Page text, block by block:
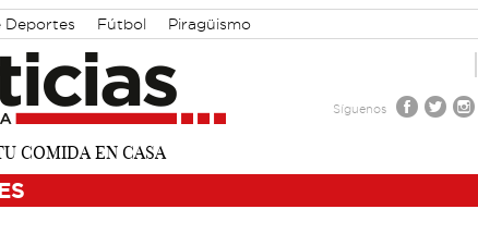
Deportes Fútbol Piragüismo
Síguenos